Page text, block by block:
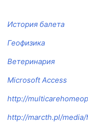
История балета
Геофизика
Ветеринария
Microsoft Access
http://
http://marcth.pl/